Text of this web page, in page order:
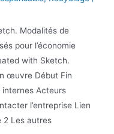
Modalités de
pour l’économie
with Sketch.
œuvre Début Fin
internes Acteurs
l’entreprise Lien
2 Les autres